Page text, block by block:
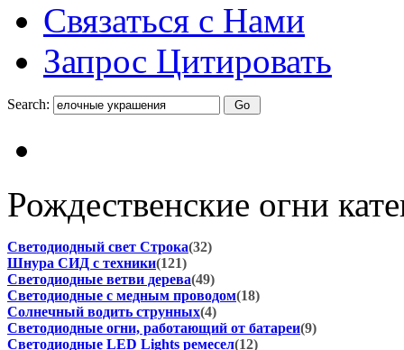
Связаться с Нами
Запрос Цитировать
Search:
Рождественские огни
Светодиодный свет Строка(32)
Шнура СИД с техники(121)
Светодиодные ветви дерева(49)
Светодиодные с медным проводом(18)
Солнечный водить струнных(4)
Светодиодные огни, работающий от батареи(9)
Светодиодные LED Lights ремесел(12)